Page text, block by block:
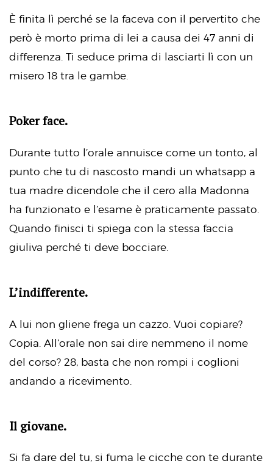
È finita lì perché se la faceva con il pervertito che
però è morto prima di lei a causa dei 47 anni di
differenza. Ti seduce prima di lasciarti lì con un
misero 18 tra le gambe.
Poker face.
Durante tutto l’orale annuisce come un tonto, al
punto che tu di nascosto mandi un whatsapp a
tua madre dicendole che il cero alla Madonna
ha funzionato e l’esame è praticamente passato.
Quando finisci ti spiega con la stessa faccia
giuliva perché ti deve bocciare.
L’indifferente.
A lui non gliene frega un cazzo. Vuoi copiare?
Copia. All’orale non sai dire nemmeno il nome
del corso? 28, basta che non rompi i coglioni
andando a ricevimento.
Il giovane.
Si fa dare del tu, si fuma le cicche con te durante